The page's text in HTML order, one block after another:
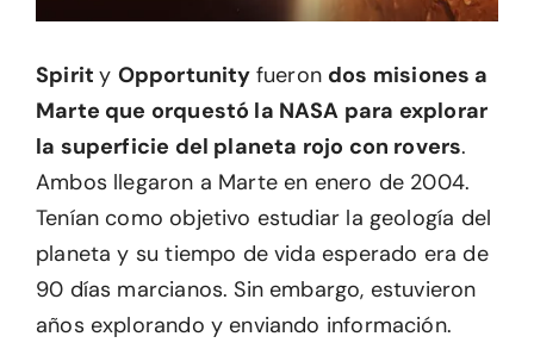
Spirity Opportunity fueron dos misiones a
Marte que orquestó la NASA para explorar
la superficie del planeta rojo con rovers.
Ambos llegaron a Marte en enero de 2004.
Tenían como objetivo estudiar la geología del
planeta y su tiempo de vida esperado era de
90 días marcianos. Sin embargo, estuvieron
años explorando y enviando información.